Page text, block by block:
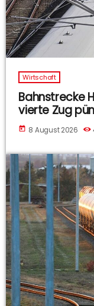
Wirtschaft
Bahnstrecke
vierte Zug
today 8 August 2026